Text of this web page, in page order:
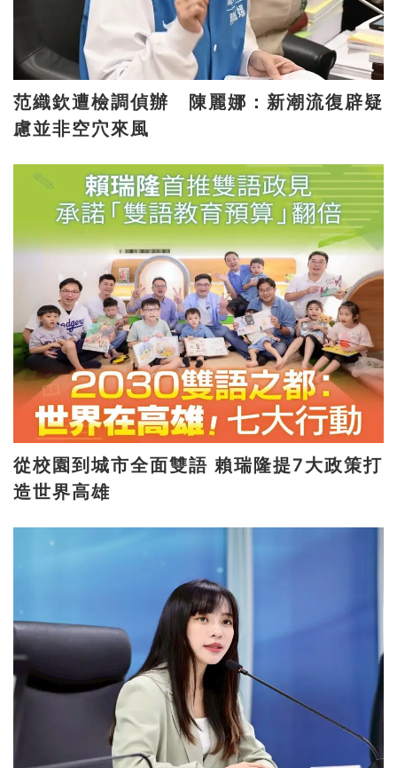
范織欽遭檢調偵辦 陳麗娜：新潮流復辟疑
慮並非空穴來風
從校園到城市全面雙語 賴瑞隆提7大政策打
造世界高雄